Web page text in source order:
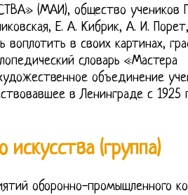
(МАИ), общество учеников
Е. А. Кибрик, А. И.
в своих картинах,
словарь «Мастера
объединение
в Ленинграде с 1925
искусства (группа)
оборонно-промышленного